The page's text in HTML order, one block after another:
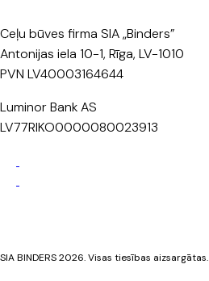
Ceļu būves firma SIA „Binders”
Antonijas iela 10-1, Rīga, LV-1010
PVN LV40003164644
Luminor Bank AS
LV77RIKO0000080023913
SIA BINDERS 2026. Visas tiesības aizsargātas.